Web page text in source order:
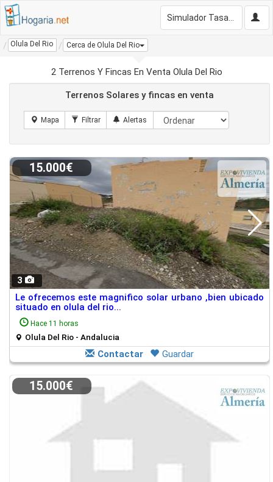
Olula Del Rio Cerca de Olula Del Rio
2 Terrenos Y Fincas En Venta Olula Del Rio
Terrenos Solares y fincas en venta
3
15.000€
Le ofrecemos este magnifico solar urbano ,bien ubicado
situado en olula del rio...
Hace 11 horas
Olula Del Rio - Andalucia
Contactar Guardar
15.000€